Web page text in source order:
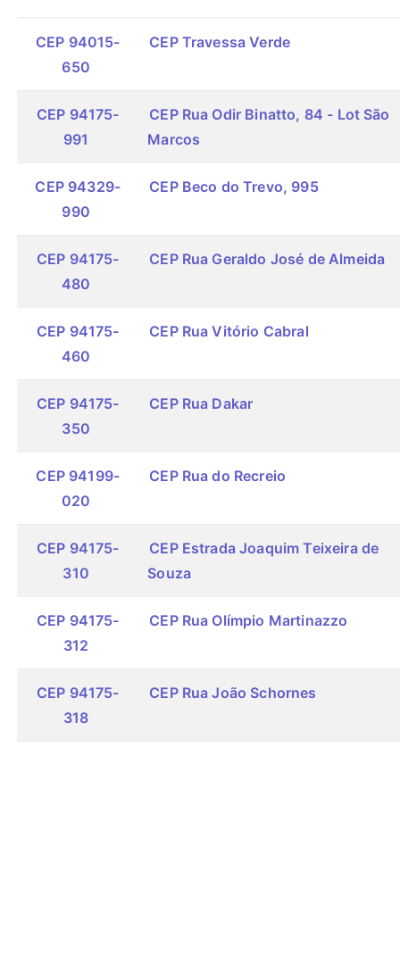
CEP 94015-
650
CEP Travessa Verde
CEP 94175-
991
CEP Rua Odir Binatto, 84 - Lot São
Marcos
CEP 94329-
990
CEP Beco do Trevo, 995
CEP 94175-
480
CEP Rua Geraldo José de Almeida
CEP 94175-
460
CEP Rua Vitório Cabral
CEP 94175-
350
CEP Rua Dakar
CEP 94199-
020
CEP Rua do Recreio
CEP 94175-
310
CEP Estrada Joaquim Teixeira de
Souza
CEP 94175-
312
CEP Rua Olímpio Martinazzo
CEP 94175-
318
CEP Rua João Schornes